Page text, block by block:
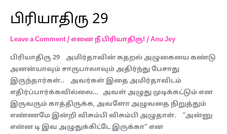
பிரியாதிரு 29
Leave a Comment/எனை நீ பிரியாதிரு! /Anu Jey
பிரியாதிரு 29 அமிர்தாவின் கதறல் அழுகையை கண்டு
அனன்யாவும் சாருபாலாவும் அதிர்ந்து பேசாது
இருந்தார்கள்.. அவர்கள் இதை அமிர்தாவிடம்
எதிர்ப்பார்க்கவில்லை… அவள் அழுது முடிக்கட்டும் என
இருவரும் காத்திருக்க, அவளோ அழுவதை நிறுத்தும்
எண்ணமே இன்றி விசும்பி விசும்பி அழுதாள். “அன்னு
என்ன டி இவ அழுதுக்கிட்டே இருக்கா” என
பிரியாதிரு